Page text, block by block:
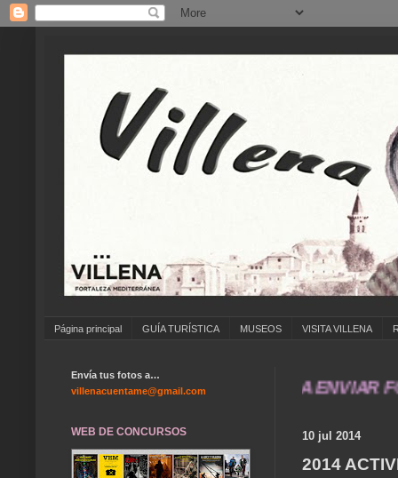
Página principal GUÍA TURÍSTICA MUSEOS VISITA VILLENA
... ANÍMATE A ENVIAR FOTOS
10 jul 2014
2014
Envía tus fotos a…
villenacuentame@gmail.com
WEB DE CONCURSOS